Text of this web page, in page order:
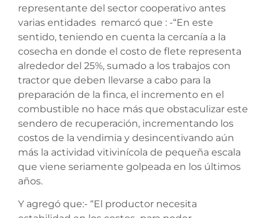
representante del sector cooperativo antes
varias entidades remarcó que : -“En este
sentido, teniendo en cuenta la cercanía a la
cosecha en donde el costo de flete representa
alrededor del 25%, sumado a los trabajos con
tractor que deben llevarse a cabo para la
preparación de la finca, el incremento en el
combustible no hace más que obstaculizar este
sendero de recuperación, incrementando los
costos de la vendimia y desincentivando aún
más la actividad vitivinícola de pequeña escala
que viene seriamente golpeada en los últimos
años.
Y agregó que:- “El productor necesita